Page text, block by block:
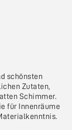
schönsten
Zutaten,
Schimmer.
für Innenräume